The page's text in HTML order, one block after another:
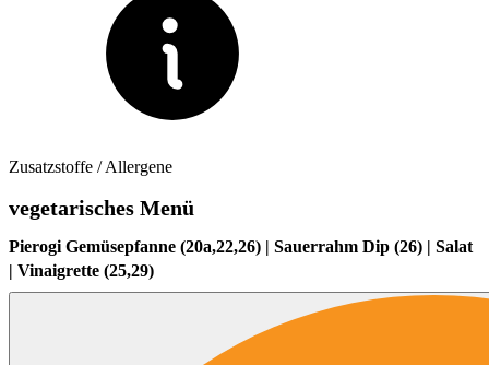
Zusatzstoffe / Allergene
vegetarisches Menü
Pierogi Gemüsepfanne (20a,22,26) | Sauerrahm Dip (26) | Salat
| Vinaigrette (25,29)